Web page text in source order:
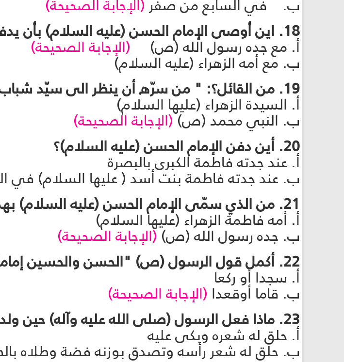
ب. في السابع من صفر (الإجابة الصحيحة)
18. اين أوصى الإمام الحسن (عليه السلام) بأن يدفن؟
أ. مع جده رسول الله (ص) (الإجابة الصحيحة)
ب. مع أمه الزهراء (عليه السلام)
19. من القائل؟: " من سرّه أن ينظر الى سيّد شباب أهل الجنّة فلينظر إلى الحسن"
أ. السيدة الزهراء (عليها السلام)
ب. النبي محمد (ص)(الإجابة الصحيحة)
20. أين دفن الإمام الحسن (عليه السلام)؟
أ. عند جدته فاطمة الكبرى بالبصرة
ب. عند جدته فاطمة بنت أسد ( عليها السلام) في
21. من الذي سمّى الإمام الحسن (عليه السلام) بهذا الاسم؟
أ. أمه فاطمة الزهراء (عليها السلام)
ب. جده رسول الله (ص) (الإجابة الصحيحة)
22. أكمل قول الرسول (ص) "الحسن والحسين إمامان ..."؟
أ. سجدا أو ركعا
ب. قاما أوقعدا (الإجابة الصحيحة)
23. ماذا فعل الرسول (صلى الله عليه وآله) حين ولد الإمام الحسن (عليه السلام)؟
أ. حلق له شعره وبكى عليه
ب. حلق له شعر رأسه وتصدق بوزنه فضة وطلاه